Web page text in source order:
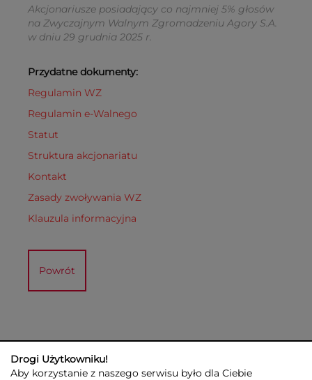
Akcjonariusze posiadający co najmniej 5% głosów
na Zwyczajnym Walnym Zgromadzeniu Agory S.A.
w dniu 29 grudnia 2025 r.
Przydatne dokumenty:
Regulamin WZ
Regulamin e-Walnego
Statut
Struktura akcjonariatu
Kontakt
Zasady zwoływania WZ
Klauzula informacyjna
Powrót
Drogi Użytkowniku!
Aby korzystanie z naszego serwisu było dla Ciebie